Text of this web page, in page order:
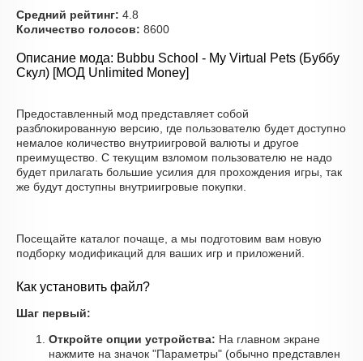
Средний рейтинг: 4.8
Количество голосов: 8600
Описание мода: Bubbu School - My Virtual Pets (Буббу
Скул) [МОД Unlimited Money]
Предоставленный мод представляет собой
разблокированную версию, где пользователю будет доступно
немалое количество внутриигровой валюты и другое
преимущество. С текущим взломом пользователю не надо
будет прилагать большие усилия для прохождения игры, так
же будут доступны внутриигровые покупки.
Посещайте каталог почаще, а мы подготовим вам новую
подборку модификаций для ваших игр и приложений.
Как установить файл?
Шаг первый:
Откройте опции устройства: На главном экране
нажмите на значок "Параметры" (обычно представлен